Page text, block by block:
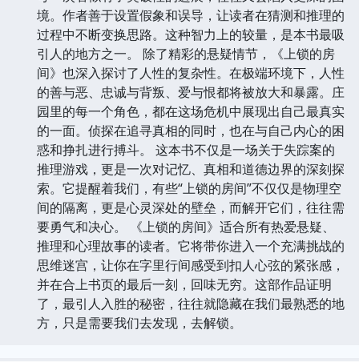
境。作者善于设置假象和误导，让读者在猜测和推理的
过程中不断变换思路。这种智力上的较量，是本书最吸
引人的地方之一。 除了精彩的悬疑情节，《上锁的房
间》也深入探讨了人性的复杂性。在极端环境下，人性
的善与恶、忠诚与背叛、爱与恨都将被放大和暴露。庄
园里的每一个角色，都在这场危机中展现出自己最真实
的一面。侦探在追寻真相的同时，也在与自己内心的困
惑和挣扎进行搏斗。 这本书不仅是一场关于失踪案的
推理游戏，更是一次对记忆、真相和道德边界的深刻探
索。它提醒着我们，有些“上锁的房间”不仅仅是物理空
间的隔离，更是心灵深处的壁垒，而解开它们，往往需
要勇气和决心。 《上锁的房间》适合所有热爱悬疑、
推理和心理故事的读者。它将带你进入一个充满挑战的
思维迷宫，让你在字里行间感受到扣人心弦的紧张感，
并在合上书页的最后一刻，回味无穷。这部作品证明
了，最引人入胜的秘密，往往就隐藏在我们最熟悉的地
方，只是需要我们去发现，去解锁。